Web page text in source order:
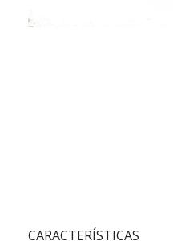
CARACTERÍSTICAS